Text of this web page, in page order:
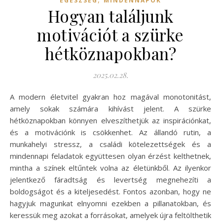
Hogyan találjunk
motivációt a szürke
hétköznapokban?
2025.02.28.
A modern életvitel gyakran hoz magával monotonitást,
amely sokak számára kihívást jelent. A szürke
hétköznapokban könnyen elveszíthetjük az inspirációnkat,
és a motivációnk is csökkenhet. Az állandó rutin, a
munkahelyi stressz, a családi kötelezettségek és a
mindennapi feladatok együttesen olyan érzést kelthetnek,
mintha a színek eltűntek volna az életünkből. Az ilyenkor
jelentkező fáradtság és levertség megnehezíti a
boldogságot és a kiteljesedést. Fontos azonban, hogy ne
hagyjuk magunkat elnyomni ezekben a pillanatokban, és
keressük meg azokat a forrásokat, amelyek újra feltölthetik